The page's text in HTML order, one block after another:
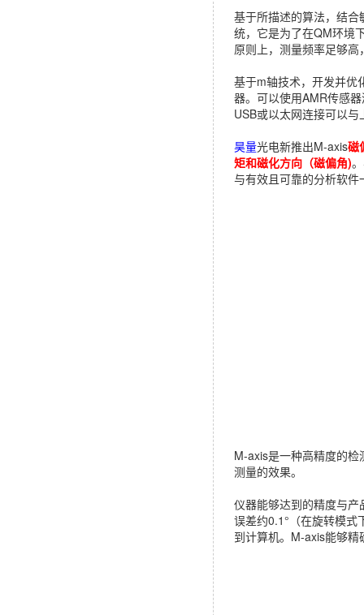
基于所描述的算法，结
统，它是为了在QM环境
原则上，测量频率足够
基于m轴技术，开发并优
器。可以使用AMR传感
USB或以太网连接可以
昊量光电新推出M-axis磁
矩和磁化方向（磁偏角)
与有效且可靠的分析软
M-axis是一种高精度的
测量的效果。
仪器能够达到的精度与
误差约0.1°（在旋转模式
到计算机。M-axis能够